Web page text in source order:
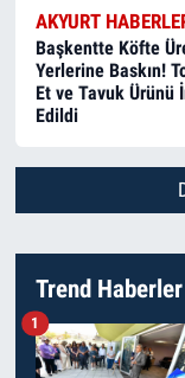
AKYURT
Başkentte Köfte
Yerlerine Baskın!
Et ve Tavuk Ürünü
Edildi
Trend Haberler
1